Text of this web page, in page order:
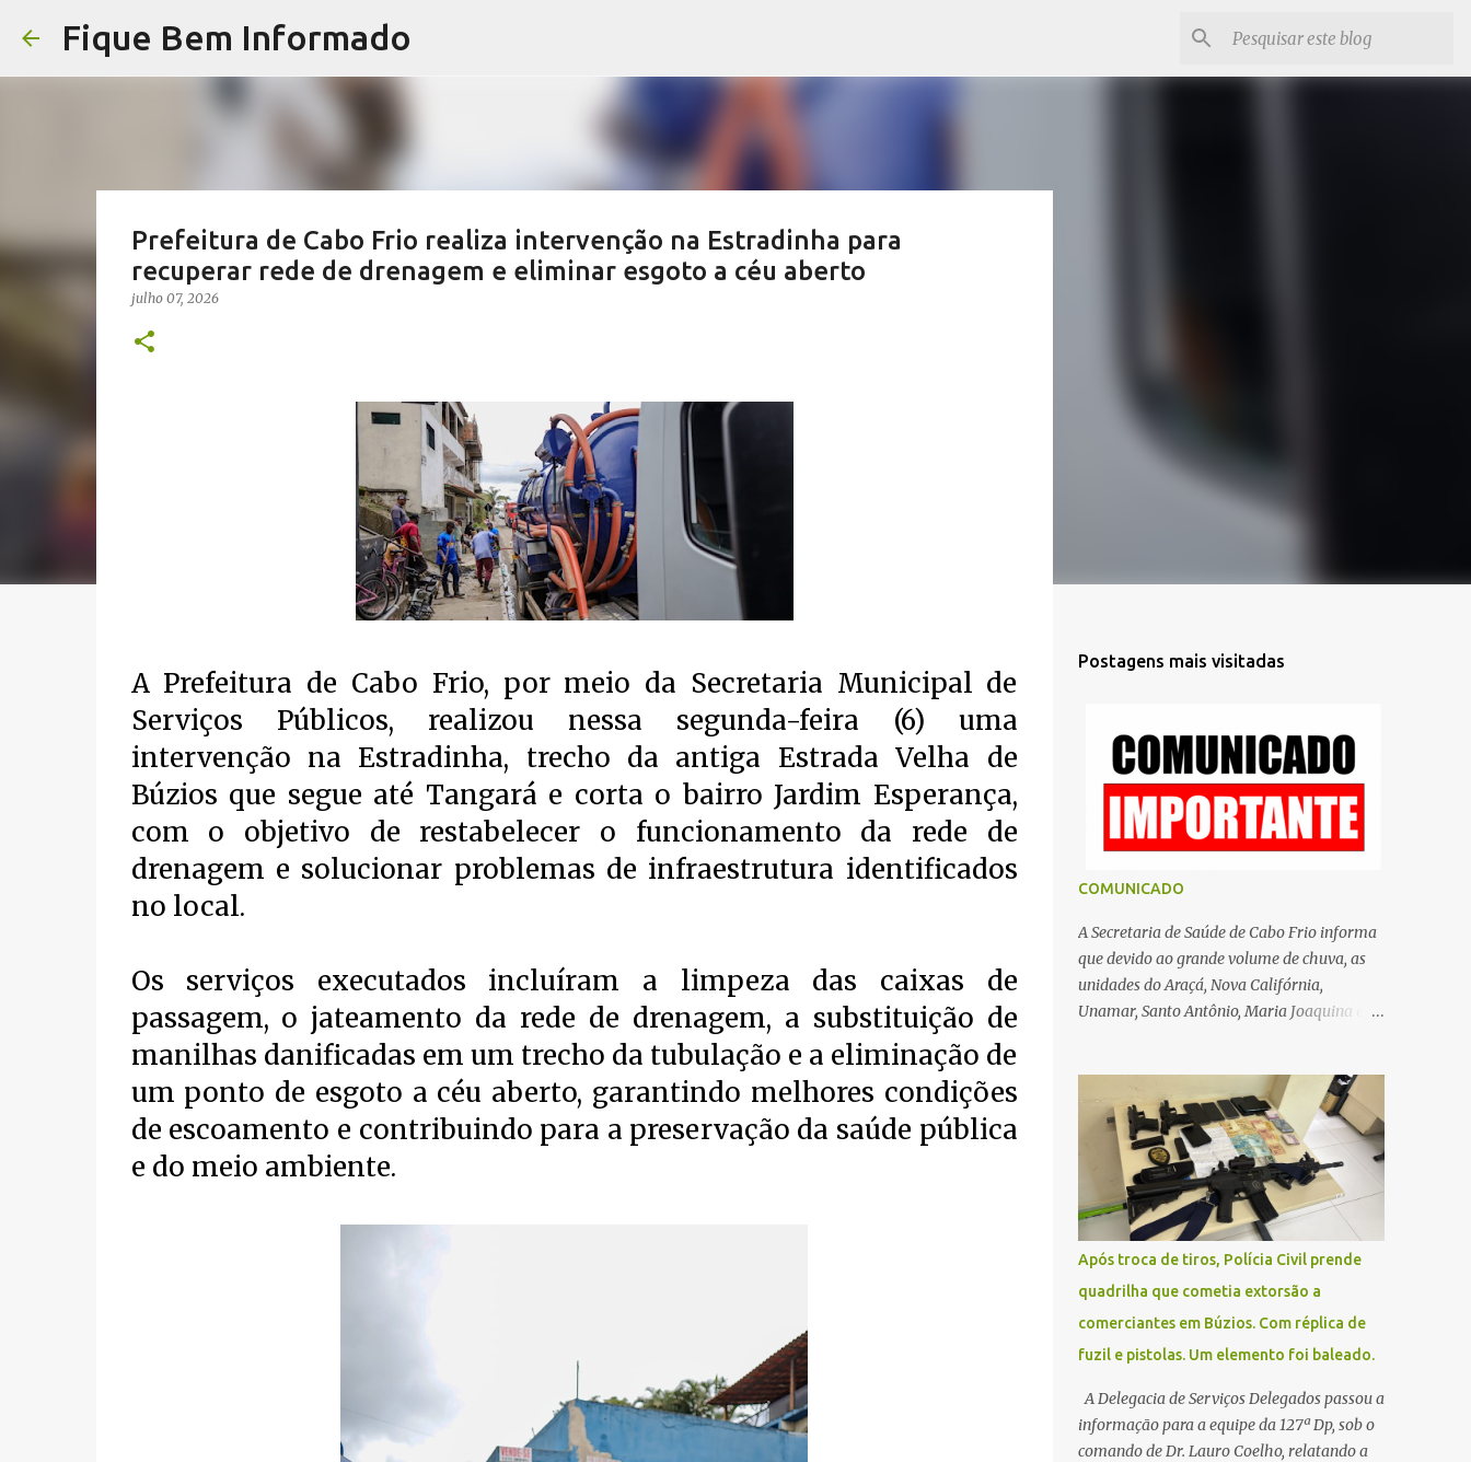
Fique Bem Informado
Prefeitura de Cabo Frio realiza intervenção na Estradinha para
recuperar rede de drenagem e eliminar esgoto a céu aberto
julho 07, 2026
A Prefeitura de Cabo Frio, por meio da Secretaria Municipal de
Serviços Públicos, realizou nessa segunda-feira (6) uma
intervenção na Estradinha, trecho da antiga Estrada Velha de
Búzios que segue até Tangará e corta o bairro Jardim Esperança,
com o objetivo de restabelecer o funcionamento da rede de
drenagem e solucionar problemas de infraestrutura identificados
no local.
Os serviços executados incluíram a limpeza das caixas de
passagem, o jateamento da rede de drenagem, a substituição de
manilhas danificadas em um trecho da tubulação e a eliminação de
um ponto de esgoto a céu aberto, garantindo melhores condições
de escoamento e contribuindo para a preservação da saúde pública
e do meio ambiente.
Postagens mais visitadas
COMUNICADO
A Secretaria de Saúde de Cabo Frio informa
que devido ao grande volume de chuva, as
unidades do Araçá, Nova Califórnia,
Unamar, Santo Antônio, Maria Joaquina e
dia serão remarcadas; a orientação é que os
pacientes procurem as unidades na
segunda-feira (2) para saberem o dia da
remarcação. Contamos com a compreensão
de toda população, pois se trata de uma
situação climática que foge ao controle da
administração pública.
Após troca de tiros, Polícia Civil prende
quadrilha que cometia extorsão a
comerciantes em Búzios. Com réplica de
fuzil e pistolas. Um elemento foi baleado.
A Delegacia de Serviços Delegados passou a
informação para a equipe da 127ª Dp, sob o
comando de Dr. Lauro Coelho, relatando a